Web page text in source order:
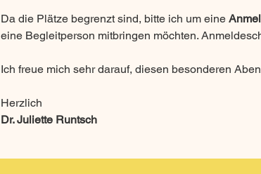
Da die Plätze begrenzt sind, bitte ich um eine
eine Begleitperson mitbringen möchten.
Ich freue mich sehr darauf, diesen besonderen
Herzlich
Dr. Juliette Runtsch